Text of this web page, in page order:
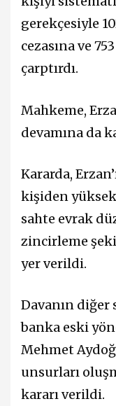
gerekçesiyle
cezasına ve
çarptırdı.
Mahkeme,
devamına da
Kararda,
kişiden yüksek
sahte evrak
zincirleme
yer verildi.
Davanın diğer
banka eski
Mehmet
unsurları
kararı verildi.